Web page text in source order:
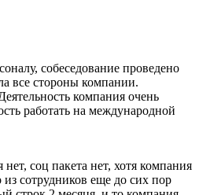
собеседование проведено
все стороны компании.
компания очень
работать на международной
соц пакета нет, хотя компания
из сотрудников еще до сих пор